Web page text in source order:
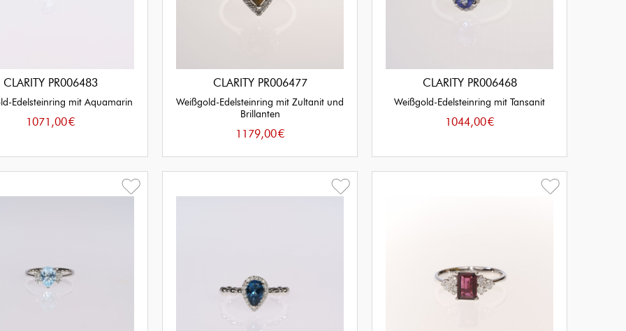
CLARITY PR006483
Edelsteinring mit Aquamarin
1071,00€
CLARITY PR006477
Weißgold-Edelsteinring mit Zultanit und
Brillanten
1179,00€
CLARITY PR006468
Weißgold-Edelsteinring mit Tansanit
1044,00€